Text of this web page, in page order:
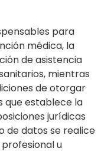
para
médica, la
de asistencia
mientras
de otorgar
que establece la
jurídicas
de datos se realice
u